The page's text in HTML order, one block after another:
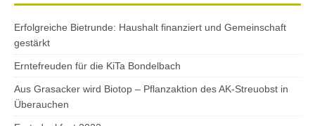
Erfolgreiche Bietrunde: Haushalt finanziert und Gemeinschaft
gestärkt
Erntefreuden für die KiTa Bondelbach
Aus Grasacker wird Biotop – Pflanzaktion des AK-Streuobst in
Überauchen